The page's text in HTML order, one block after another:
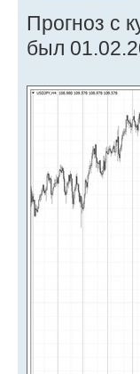
Прогноз с
был